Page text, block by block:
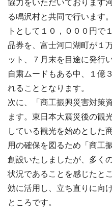
協力をいただいております
る鳴沢村と共同で行います
トとして１０，０００円で
品券を、富士河口湖町が１
ット、７月末を目途に発行
自粛ムードもある中、１億
れることとなります。
次に、「商工振興災害対策
ます。東日本大震災後の観
している観光を始めとした
用の確保を図るため「商工
創設いたしましたが、多く
状況であることを感じたと
効に活用し、立ち直りに向
ところです。